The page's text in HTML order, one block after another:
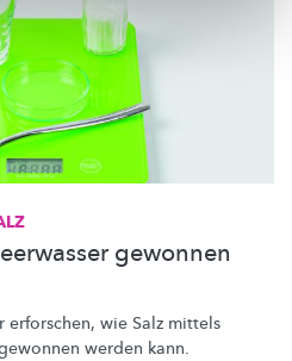
gewonnen
erforschen, wie Salz mittels
werden kann.